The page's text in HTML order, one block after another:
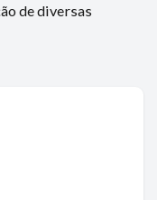
de diversas